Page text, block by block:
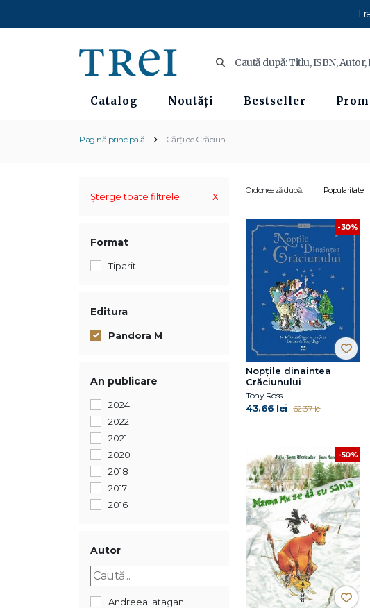
Catalog Noutăți Bestseller
Pagină principală Cărți de Crăciun
Șterge toate filtrele x
Format
Tiparit
Editura
Pandora M
An publicare
2024
2022
2021
2020
2018
2017
2016
Autor
Andreea Iatagan
Ordonează după: Popularitate
-30%
Nopțile dinaintea
Crăciunului
Tony Ross
43.66 lei 62.37 lei
-50%